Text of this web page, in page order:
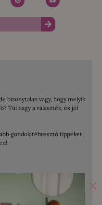
bizonytalan vagy, hogy melyik
Túl nagy a választék, és jól
gondolatébresztő tippeket,
×